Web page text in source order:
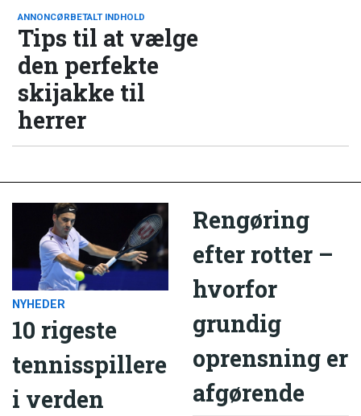
ANNONCØRBETALT INDHOLD
Tips til at vælge
den perfekte
skijakke til
herrer
NYHEDER
10 rigeste
tennisspillere
i verden
Rengøring
efter rotter –
hvorfor
grundig
oprensning er
afgørende